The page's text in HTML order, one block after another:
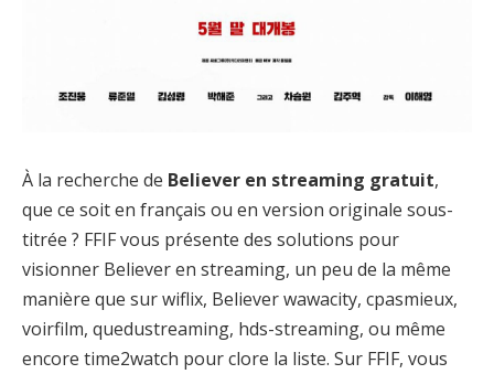
À la recherche de Believer en streaming gratuit,
que ce soit en français ou en version originale sous-
titrée ? FFIF vous présente des solutions pour
visionner Believer en streaming, un peu de la même
manière que sur wiflix, Believer wawacity, cpasmieux,
voirfilm, quedustreaming, hds-streaming, ou même
encore time2watch pour clore la liste. Sur FFIF, vous